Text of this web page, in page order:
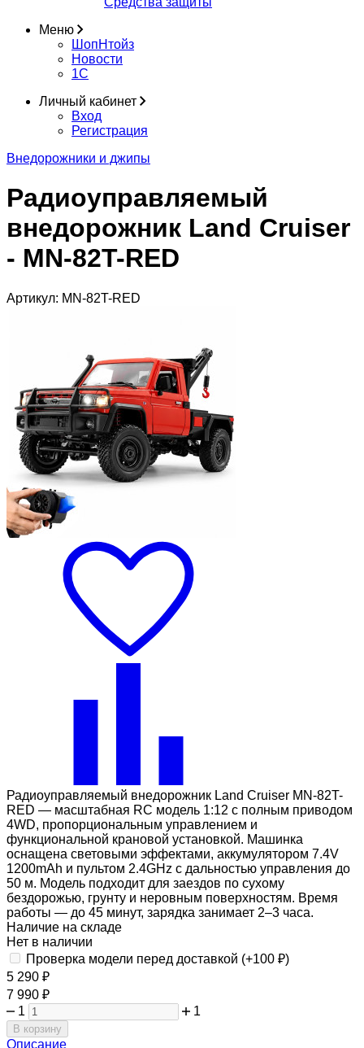
Меню
ШопНтойз
Новости
1C
Личный кабинет
Вход
Регистрация
Внедорожники и джипы
Радиоуправляемый
внедорожник Land Cruiser
- MN-82T-RED
Артикул: MN-82T-RED
Радиоуправляемый внедорожник Land Cruiser MN-82T-
RED — масштабная RC модель 1:12 с полным приводом
4WD, пропорциональным управлением и
функциональной крановой установкой. Машинка
оснащена световыми эффектами, аккумулятором 7.4V
1200mAh и пультом 2.4GHz с дальностью управления до
50 м. Модель подходит для заездов по сухому
бездорожью, грунту и неровным поверхностям. Время
работы — до 45 минут, зарядка занимает 2–3 часа.
Наличие на складе
Нет в наличии
Проверка модели перед доставкой (+100 ₽)
5 290 ₽
7 990 ₽
1
1
В корзину
Описание